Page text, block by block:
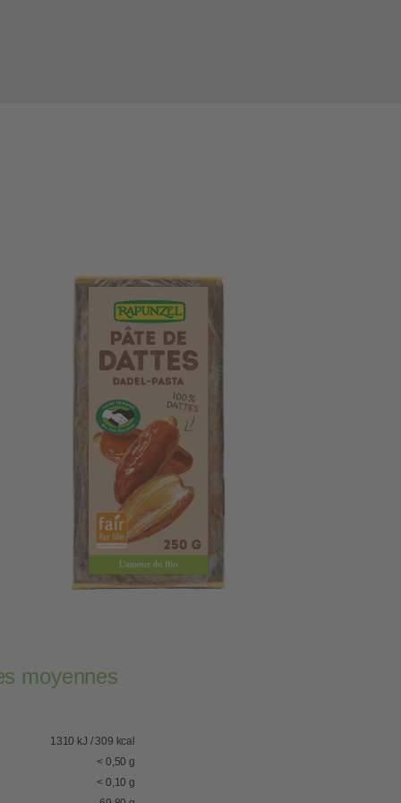
moyennes
1310 kJ / 309 kcal
< 0,50 g
< 0,10 g